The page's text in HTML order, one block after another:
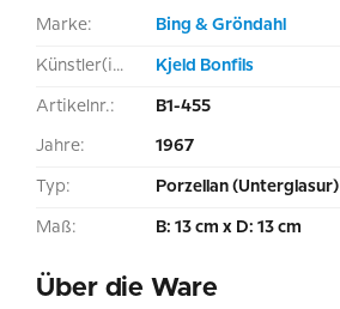
Marke: Bing & Gröndahl
Künstler(in): Kjeld Bonfils
Artikelnr.: B1-455
Jahre: 1967
Typ: Porzellan (Unterglasur)
Maß: B: 13 cm x D: 13 cm
Über die Ware